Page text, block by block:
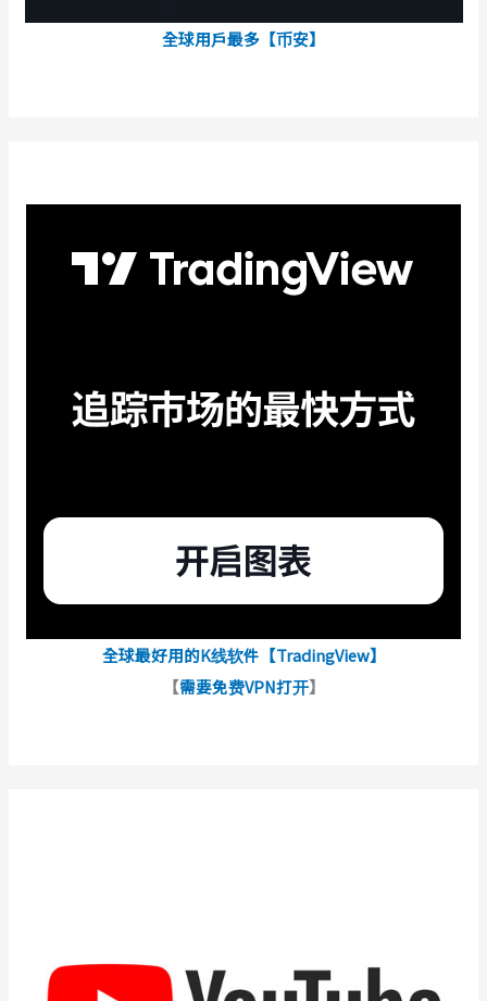
全球用戶最多【币安】
全球最好用的K线软件【TradingView】
【需要免费VPN打开】